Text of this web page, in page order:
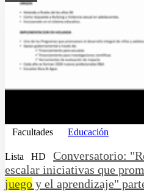
Facultades Educación
Lista HD
Conversatorio:
escalar iniciativas que
juego y el aprendizaje"